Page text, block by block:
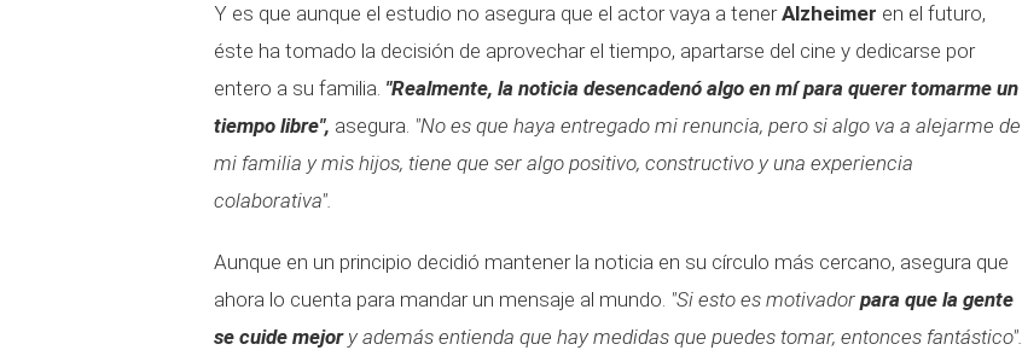
Y es que aunque el estudio no asegura que el actor vaya a tenerAlzheimer en el futuro,
éste ha tomado la decisión de aprovechar el tiempo, apartarse del cine y dedicarse por
entero a su familia. "Realmente, la noticia desencadenó algo en mí para querer tomarme un
tiempo libre", asegura. "No es que haya entregado mi renuncia, pero si algo va a alejarme de
mi familia y mis hijos, tiene que ser algo positivo, constructivo y una experiencia
colaborativa".
Aunque en un principio decidió mantener la noticia en su círculo más cercano, asegura que
ahora lo cuenta para mandar un mensaje al mundo. "Si esto es motivador para que la gente
se cuide mejory además entienda que hay medidas que puedes tomar, entonces fantástico".